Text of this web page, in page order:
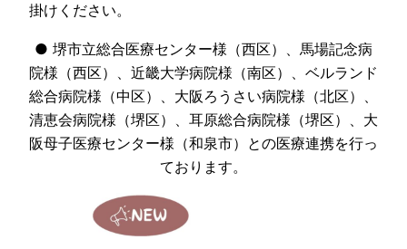
掛けください。
● 堺市立総合医療センター様（西区）、馬場記念病
院様（西区）、近畿大学病院様（南区）、ベルランド
総合病院様（中区）、大阪ろうさい病院様（北区）、
清恵会病院様（堺区）、耳原総合病院様（堺区）、大
阪母子医療センター様（和泉市）との医療連携を行っ
ております。